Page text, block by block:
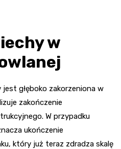
w
głęboko zakorzeniona w
zakończenie
W przypadku
ukończenie
który już teraz zdradza skalę